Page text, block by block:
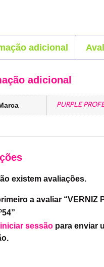
adicional
adicional
PURPLE
existem avaliações.
a avaliar “VERNIZ
iniciar sessão para enviar